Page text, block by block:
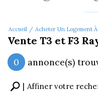
Accueil Acheter Un Logement
Vente T3 et F3
0 annonce(s)
Affiner votre